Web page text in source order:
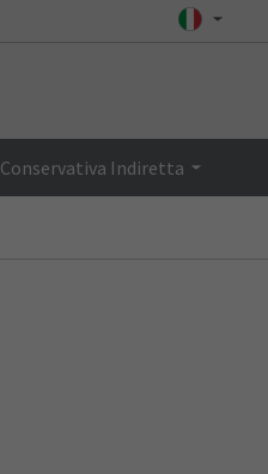
Conservativa Indiretta